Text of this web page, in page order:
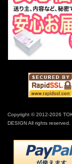
Copyright © 2012-2026
DESIGN All rights reserved.